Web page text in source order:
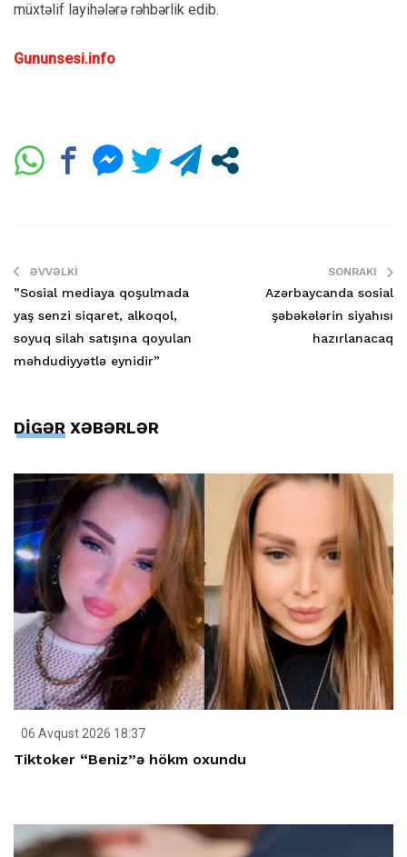
müxtəlif layihələrə rəhbərlik edib.
Gununsesi.info
ƏVVƏLKI
”Sosial mediaya qoşulmada
yaş senzi siqaret, alkoqol,
soyuq silah satışına qoyulan
məhdudiyyətlə eynidir”
SONRAKI
Azərbaycanda sosial
şəbəkələrin siyahısı
hazırlanacaq
DİGƏR XƏBƏRLƏR
06 Avqust 2026 18:37
Tiktoker “Beniz”ə hökm oxundu